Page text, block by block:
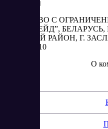
Реквизиты
ОБЩЕСТВО С
“АБЕСТРЕЙД”,
МИНСКИЙ РАЙОН, Г.
2, КОМ. 310
О